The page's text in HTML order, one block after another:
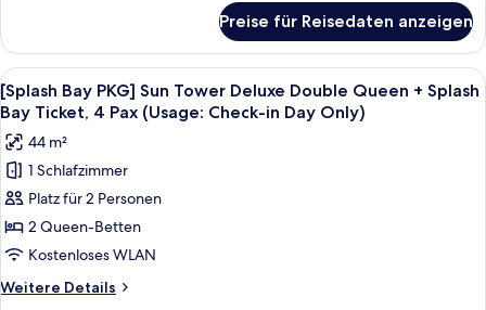
Double
Queen
(Obstructed
View)
anzeigen
Kitchen
2nd
session]
Forest
Tower
Business
Deluxe
Double
Queen
(Obstructed
Preise für Reisedaten anzeigen
Alle
Fotos
für
[Splash
Bay
PKG]
Sun
Tower
Deluxe
Double
Ein Hotelzimmer mit zwei Betten,
5
[Splash Bay PKG] Sun Tower Deluxe Double Queen + Splash
Bay Ticket, 4 Pax (Usage: Check-in Day Only)
44 m²
1 Schlafzimmer
Platz für 2 Personen
2 Queen-Betten
Kostenloses WLAN
Weitere Details
Weitere